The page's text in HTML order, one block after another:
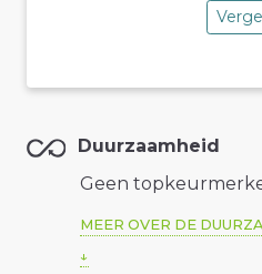
Duurzaamheid
Geen
MEER OVER DE